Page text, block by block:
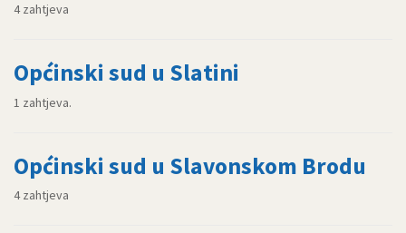
4 zahtjeva
Općinski sud u Slatini
1 zahtjeva.
Općinski sud u Slavonskom Brodu
4 zahtjeva